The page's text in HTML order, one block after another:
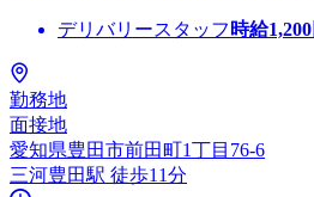
デリバリースタッフ 時給1,200
勤務地
面接地
愛知県豊田市前田町1丁目76-6
三河豊田駅 徒歩11分